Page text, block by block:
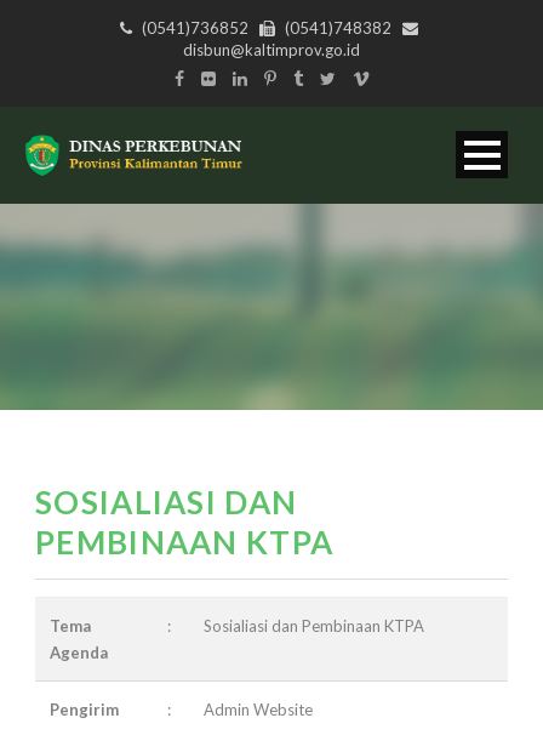
(0541)736852
(0541)748382
disbun@kaltimprov.go.id
SOSIALIASI DAN
PEMBINAAN KTPA
Tema
Agenda
: Sosialiasi dan Pembinaan KTPA
Pengirim : Admin Website